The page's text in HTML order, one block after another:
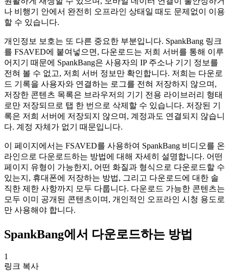
나 비행기 안에서 완전히 오프라인 상태일 때도 문제없이 이용
할 수 있습니다.
개인정보 보호는 또 다른 중요한 부분입니다. SpankBang 링크
를 FSAVED에 붙여넣으면, 다운로드는 저희 서버를 통해 이루
어지기 때문에 SpankBang은 사용자의 IP 주소나 기기 정보를
전혀 볼 수 없고, 저희 서버 정보만 확인합니다. 저희는 다운로
드 기록을 사용자와 연결하는 로그를 전혀 저장하지 않으며,
저장한 콘텐츠 목록은 브라우저의 기기 전용 라이브러리 형태
로만 저장되므로 탭 한 번으로 삭제할 수 있습니다. 저장된 기
록은 저희 서버에 저장되지 않으며, 계정과도 연결되지 않습니
다. 계정 자체가 없기 때문입니다.
이 페이지에서는 FSAVED를 사용하여 SpankBang 비디오를 온
라인으로 다운로드하는 방법에 대해 자세히 설명합니다. 어떤
페이지 유형이 가능한지, 어떤 화질과 형식으로 다운로드할 수
있는지, 휴대폰에 저장하는 방법, 그리고 다운로드에 대한 솔
직한 제한 사항까지 모두 다룹니다. 다운로드 가능한 콘텐츠는
모두 이미 공개된 콘텐츠이며, 개인적인 오프라인 시청 용도로
만 사용해야 합니다.
SpankBang에서 다운로드하는 방법
1
링크 복사